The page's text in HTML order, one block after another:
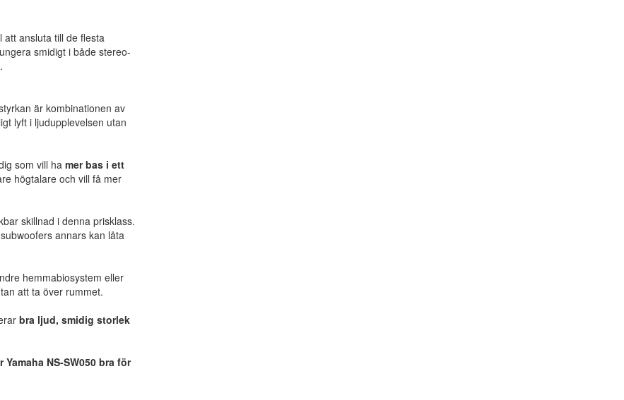
att ansluta till de flesta
smidigt i både stereo-
är kombinationen av
lyft i ljudupplevelsen utan
som vill ha mer bas i ett
högtalare och vill få mer
skillnad i denna prisklass.
annars kan låta
hemmabiosystem eller
att ta över rummet.
bra ljud, smidig storlek
Yamaha NS-SW050 bra för